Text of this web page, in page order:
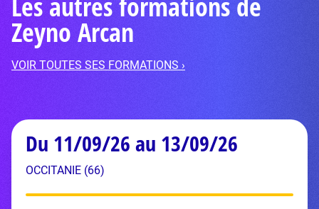
Zeyno Arcan
VOIR TOUTES SES FORMATIONS ›
Du 11/09/26 au 13/09/26
OCCITANIE (66)